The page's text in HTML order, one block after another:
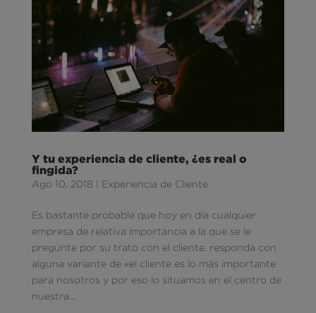
Y tu experiencia de cliente, ¿es real o
fingida?
Ago 10, 2018 Experiencia de Cliente
Es bastante probable que hoy en día cualquier
empresa de relativa importancia a la que se le
pregunte por su trato con el cliente, responda con
alguna variante de «el cliente es lo más importante
para nosotros y por eso lo situamos en el centro de
nuestra...